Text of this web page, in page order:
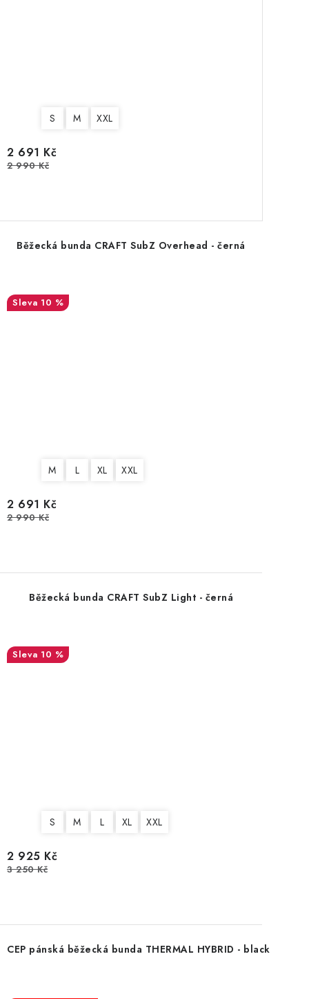
S M XXL
2 691 Kč
2 990 Kč
Běžecká bunda CRAFT SubZ Overhead - černá
10 %
M L XL XXL
2 691 Kč
2 990 Kč
Běžecká bunda CRAFT SubZ Light - černá
10 %
S M L XL XXL
2 925 Kč
3 250 Kč
CEP pánská běžecká bunda THERMAL HYBRID - black